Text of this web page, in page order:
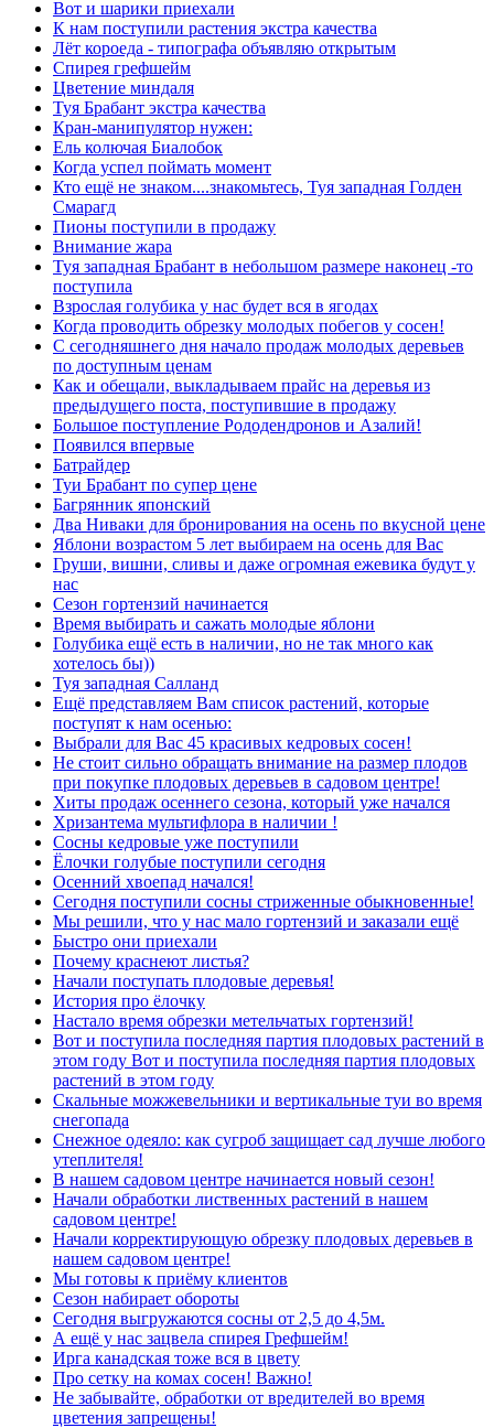
Вот и шарики приехали
К нам поступили растения экстра качества
Лёт короеда - типографа объявляю открытым
Спирея грефшейм
Цветение миндаля
Туя Брабант экстра качества
Кран-манипулятор нужен:
Ель колючая Биалобок
Когда успел поймать момент
Кто ещё не знаком....знакомьтесь, Туя западная Голден
Смарагд
Пионы поступили в продажу
Внимание жара
Туя западная Брабант в небольшом размере наконец -то
поступила
Взрослая голубика у нас будет вся в ягодах
Когда проводить обрезку молодых побегов у сосен!
С сегодняшнего дня начало продаж молодых деревьев
по доступным ценам
Как и обещали, выкладываем прайс на деревья из
предыдущего поста, поступившие в продажу
Большое поступление Рододендронов и Азалий!
Появился впервые
Батрайдер
Туи Брабант по супер цене
Багрянник японский
Два Ниваки для бронирования на осень по вкусной цене
Яблони возрастом 5 лет выбираем на осень для Вас
Груши, вишни, сливы и даже огромная ежевика будут у
нас
Сезон гортензий начинается
Время выбирать и сажать молодые яблони
Голубика ещё есть в наличии, но не так много как
хотелось бы))
Туя западная Салланд
Ещё представляем Вам список растений, которые
поступят к нам осенью:
Выбрали для Вас 45 красивых кедровых сосен!
Не стоит сильно обращать внимание на размер плодов
при покупке плодовых деревьев в садовом центре!
Хиты продаж осеннего сезона, который уже начался
Хризантема мультифлора в наличии !
Сосны кедровые уже поступили
Ёлочки голубые поступили сегодня
Осенний хвоепад начался!
Сегодня поступили сосны стриженные обыкновенные!
Мы решили, что у нас мало гортензий и заказали ещё
Быстро они приехали
Почему краснеют листья?
Начали поступать плодовые деревья!
История про ёлочку
Настало время обрезки метельчатых гортензий!
Вот и поступила последняя партия плодовых растений в
этом году Вот и поступила последняя партия плодовых
растений в этом году
Скальные можжевельники и вертикальные туи во время
снегопада
Снежное одеяло: как сугроб защищает сад лучше любого
утеплителя!
В нашем садовом центре начинается новый сезон!
Начали обработки лиственных растений в нашем
садовом центре!
Начали корректирующую обрезку плодовых деревьев в
нашем садовом центре!
Мы готовы к приёму клиентов
Сезон набирает обороты
Сегодня выгружаются сосны от 2,5 до 4,5м.
А ещё у нас зацвела спирея Грефшейм!
Ирга канадская тоже вся в цвету
Про сетку на комах сосен! Важно!
Не забывайте, обработки от вредителей во время
цветения запрещены!